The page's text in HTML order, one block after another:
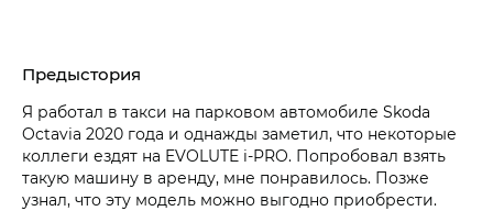
Предыстория
Я работал в такси на парковом автомобиле Skoda
Octavia 2020 года и однажды заметил, что некоторые
коллеги ездят на EVOLUTE i‑PRO. Попробовал взять
такую машину в аренду, мне понравилось. Позже
узнал, что эту модель можно выгодно приобрести.